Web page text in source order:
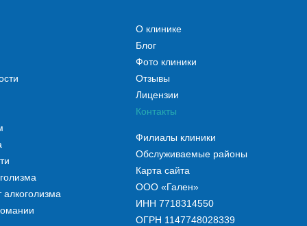
О клинике
Блог
Фото клиники
Отзывы
Лицензии
Контакты
Филиалы клиники
Обслуживаемые районы
Карта сайта
ООО «Гален»
ИНН 7718314550
ОГРН 1147748028339